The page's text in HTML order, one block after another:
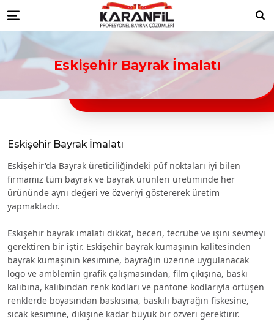
bayrakları Düzce Resmi Kurum Bayrakları Düzce ikili masa bayrağı Düzce bayrak
Düzce türk bayrağı imalatçılarıDüzce Ülke BayraklarıDüzce turk bayragı
toptancısı
Karanfil Profesyonel Bayrak
Menu
Eskişehir Bayrak İmalatı
Eskişehir Bayrak İmalatı
Eskişehir'da Bayrak üreticiliğindeki püf noktaları iyi bilen
firmamız tüm bayrak ve bayrak ürünleri üretiminde her
ürününde aynı değeri ve özveriyi göstererek üretim
yapmaktadır.
Eskişehir bayrak imalatı dikkat, beceri, tecrübe ve işini sevmeyi
gerektiren bir iştir. Eskişehir bayrak kumaşının kalitesinden
bayrak kumaşının kesimine, bayrağın üzerine uygulanacak
logo ve amblemin grafik çalışmasından, film çıkışına, baskı
kalıbına, kalıbından renk kodları ve pantone kodlarıyla örtüşen
renklerde boyasından baskısına, baskılı bayrağın fiskesine,
sıcak kesimine, dikişine kadar büyük bir özveri gerektirir.